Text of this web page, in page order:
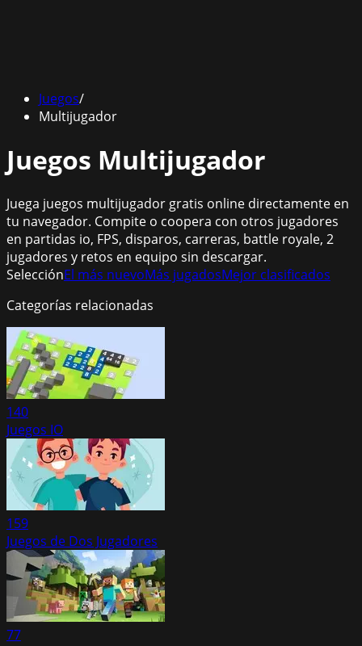
Juegos/
Multijugador
Juegos Multijugador
Juega juegos multijugador gratis online directamente en
tu navegador. Compite o coopera con otros jugadores
en partidas io, FPS, disparos, carreras, battle royale, 2
jugadores y retos en equipo sin descargar.
SelecciónEl más nuevoMás jugadosMejor clasificados
Categorías relacionadas
140
Juegos IO
159
Juegos de Dos Jugadores
77